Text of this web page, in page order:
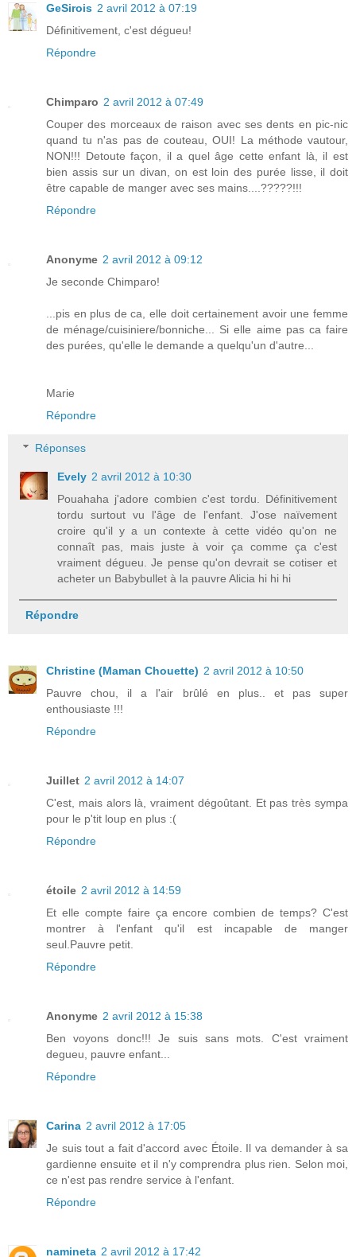
GeSirois 2 avril 2012 à 07:19
Définitivement, c'est dégueu!
Répondre
Chimparo 2 avril 2012 à 07:49
Couper des morceaux de raison avec ses dents en pic-nic
quand tu n'as pas de couteau, OUI! La méthode vautour,
NON!!! Detoute façon, il a quel âge cette enfant là, il est
bien assis sur un divan, on est loin des purée lisse, il doit
être capable de manger avec ses mains....?????!!!
Répondre
Anonyme 2 avril 2012 à 09:12
Je seconde Chimparo!
...pis en plus de ca, elle doit certainement avoir une femme
de ménage/cuisiniere/bonniche... Si elle aime pas ca faire
des purées, qu'elle le demande a quelqu'un d'autre...
Marie
Répondre
Réponses
Evely 2 avril 2012 à 10:30
Pouahaha j'adore combien c'est tordu. Définitivement
tordu surtout vu l'âge de l'enfant. J'ose naïvement
croire qu'il y a un contexte à cette vidéo qu'on ne
connaît pas, mais juste à voir ça comme ça c'est
vraiment dégueu. Je pense qu'on devrait se cotiser et
acheter un Babybullet à la pauvre Alicia hi hi hi
Répondre
Christine (Maman Chouette) 2 avril 2012 à 10:50
Pauvre chou, il a l'air brûlé en plus.. et pas super
enthousiaste !!!
Répondre
Juillet 2 avril 2012 à 14:07
C'est, mais alors là, vraiment dégoûtant. Et pas très sympa
pour le p'tit loup en plus :(
Répondre
étoile 2 avril 2012 à 14:59
Et elle compte faire ça encore combien de temps? C'est
montrer à l'enfant qu'il est incapable de manger
seul.Pauvre petit.
Répondre
Anonyme 2 avril 2012 à 15:38
Ben voyons donc!!! Je suis sans mots. C'est vraiment
degueu, pauvre enfant...
Répondre
Carina 2 avril 2012 à 17:05
Je suis tout a fait d'accord avec Étoile. Il va demander à sa
gardienne ensuite et il n'y comprendra plus rien. Selon moi,
ce n'est pas rendre service à l'enfant.
Répondre
namineta 2 avril 2012 à 17:42